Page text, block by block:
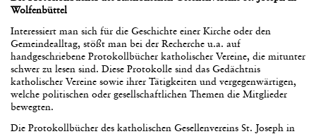
Wolfenbüttel
Interessiert man sich für die Geschichte einer Kirche oder den
Gemeindealltag, stößt man bei der Recherche u.a. auf
handgeschriebene Protokollbücher katholischer Vereine, die mitunter
schwer zu lesen sind. Diese Protokolle sind das Gedächtnis
katholischer Vereine sowie ihrer Tätigkeiten und vergegenwärtigen,
welche politischen oder gesellschaftlichen Themen die Mitglieder
bewegten.
Die Protokollbücher des katholischen Gesellenvereins St. Joseph in